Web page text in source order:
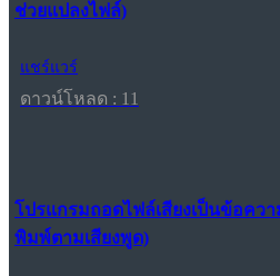
ช่วยแปลงไฟล์)
แชร์แวร์
ดาวน์โหลด : 11
โปรแกรมถอดไฟล์เสียงเป็นข้อคว
พิมพ์ตามเสียงพูด)